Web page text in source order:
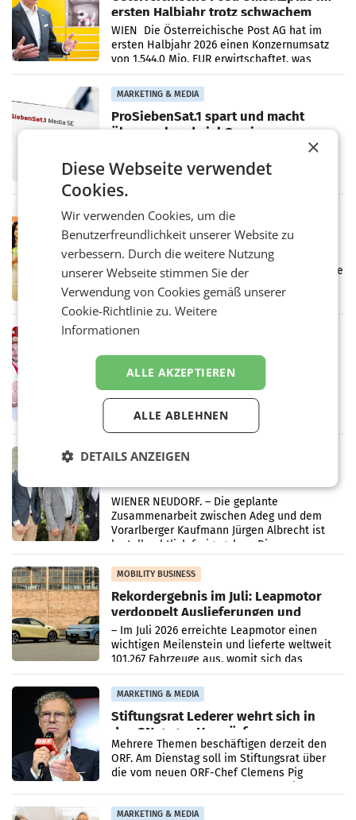
ersten Halbjahr trotz schwachem
Briefgeschäft
WIEN Die Österreichische Post AG hat im
ersten Halbjahr 2026 einen Konzernumsatz
von 1.544,0 Mio. EUR erwirtschaftet, was
einem Plus von 3,8 Prozent gegenüber dem
Vergleichszeitraum
MARKETING & MEDIA
ProSiebenSat.1 spart und macht
überraschend viel Gewinn
UNTERFÖHRING/MAILAND/AMSTERDAM. Der
Fernsehkonzern ProSiebenSat.1 hat im
Frühjahr dank Kostensenkungen operativ
wieder Gewinn gemacht und die
RETAIL
Eine Bühne für Zirkularität: ARA und
Müller informieren am POS über
Kreislauffähigkeit
Über den gesamten August hinweg rücken die
Altstoff Recycling Austria AG (ARA) und der
Handelskonzern Müller die Initiative
„Kreislauf-Helden“ in allen österreichischen
Müller-Filialen
RETAIL
Penny modernisiert zwei Filialen in
Ober- und Niederösterreich
WIENER NEUDORF. – Im Rahmen einer
laufenden Modernisierungsoffensive
erneuert Penny zwei Filialen in Nieder- und
Oberösterreich. Die beiden Standorte liegen
RETAIL
Albrecht setzt ab 1.1.2027 auf Adeg
WIENER NEUDORF. – Die geplante
Zusammenarbeit zwischen Adeg und dem
Vorarlberger Kaufmann Jürgen Albrecht ist
kartellrechtlich freigegeben: Die
Bundeswettbewerbsbehörde und der
Bundeskartellanwalt
MOBILITY BUSINESS
Rekordergebnis im Juli: Leapmotor
verdoppelt Auslieferungen und
überschreitet die 100.000er-Marke
– Im Juli 2026 erreichte Leapmotor einen
wichtigen Meilenstein und lieferte weltweit
101.267 Fahrzeuge aus, womit sich das
Ergebnis gegenüber Juli 2025 mehr als
verdoppelte (+102
MARKETING & MEDIA
Stiftungsrat Lederer wehrt sich in
den SN gegen Vorwürfe
Mehrere Themen beschäftigen derzeit den
ORF. Am Dienstag soll im Stiftungsrat über
die vom neuen ORF-Chef Clemens Pig
MARKETING & MEDIA
×
Diese Webseite verwendet
Cookies.
Wir verwenden Cookies, um die
Benutzerfreundlichkeit unserer Website zu
verbessern. Durch die weitere Nutzung
unserer Webseite stimmen Sie der
Verwendung von Cookies gemäß unserer
Cookie-Richtlinie zu.Weitere
Informationen
ALLE AKZEPTIEREN
ALLE ABLEHNEN
DETAILS ANZEIGEN